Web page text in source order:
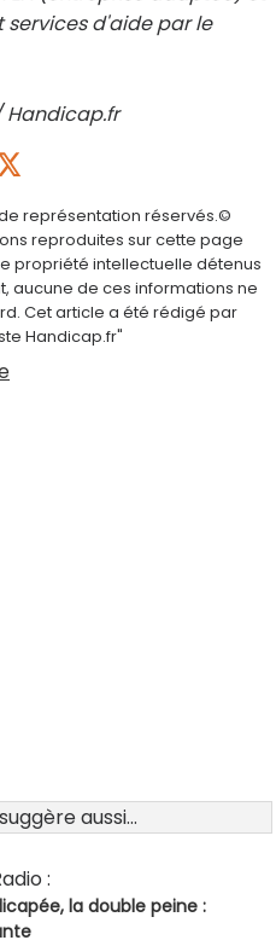
services d'aide par le
Handicap.fr
représentation réservés.©
reproduites sur cette page
propriété intellectuelle détenus
aucune de ces informations ne
Cet article a été rédigé par
Handicap.fr"
aussi...
:
la double peine :